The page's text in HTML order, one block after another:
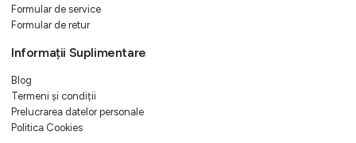
Formular de service
Formular de retur
Informații Suplimentare
Blog
Termeni și condiții
Prelucrarea datelor personale
Politica Cookies